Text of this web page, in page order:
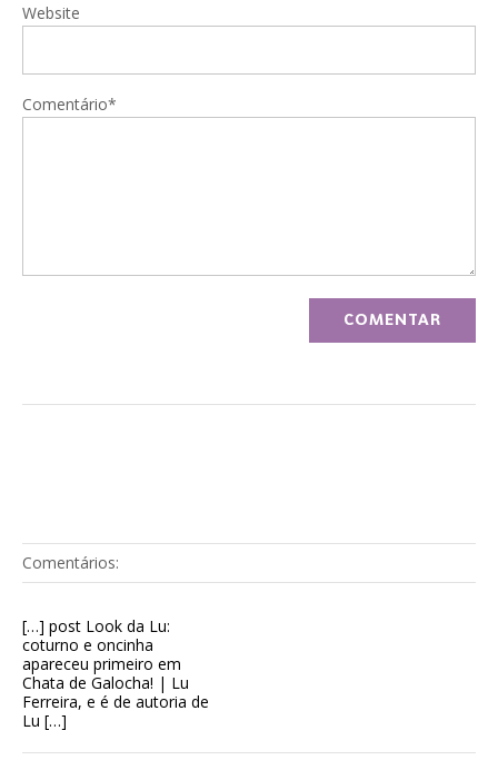
Website
Comentário*
Comentários:
[…] post Look da Lu:
coturno e oncinha
apareceu primeiro em
Chata de Galocha! | Lu
Ferreira, e é de autoria de
Lu […]